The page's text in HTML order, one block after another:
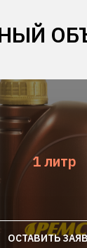
1 литр
ОСТАВИТЬ